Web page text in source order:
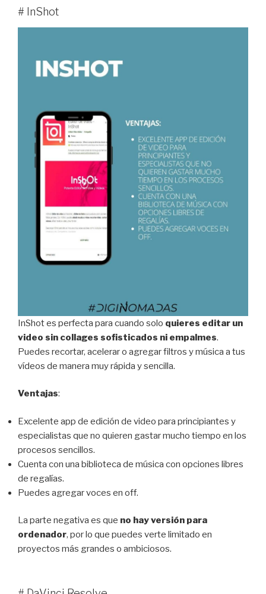
# InShot
InShot es perfecta para cuando solo quieres editar un
video sin collages sofisticados ni empalmes.
Puedes recortar, acelerar o agregar filtros y música a tus
vídeos de manera muy rápida y sencilla.
Ventajas:
Excelente app de edición de video para principiantes y
especialistas que no quieren gastar mucho tiempo en los
procesos sencillos.
Cuenta con una biblioteca de música con opciones libres
de regalías.
Puedes agregar voces en off.
La parte negativa es que no hay versión para
ordenador, por lo que puedes verte limitado en
proyectos más grandes o ambiciosos.